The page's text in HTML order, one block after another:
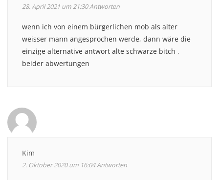
28. April 2021 um 21:30Antworten
wenn ich von einem bürgerlichen mob als alter
weisser mann angesprochen werde, dann wäre die
einzige alternative antwort alte schwarze bitch ,
beider abwertungen
Kim
2. Oktober 2020 um 16:04Antworten